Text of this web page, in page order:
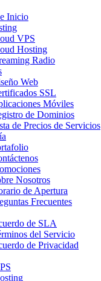
Inicio
VPS
Hosting
Radio
Web
SSL
Móviles
de Dominios
de Precios de Servicios
Nosotros
de Apertura
Frecuentes
de SLA
del Servicio
de Privacidad